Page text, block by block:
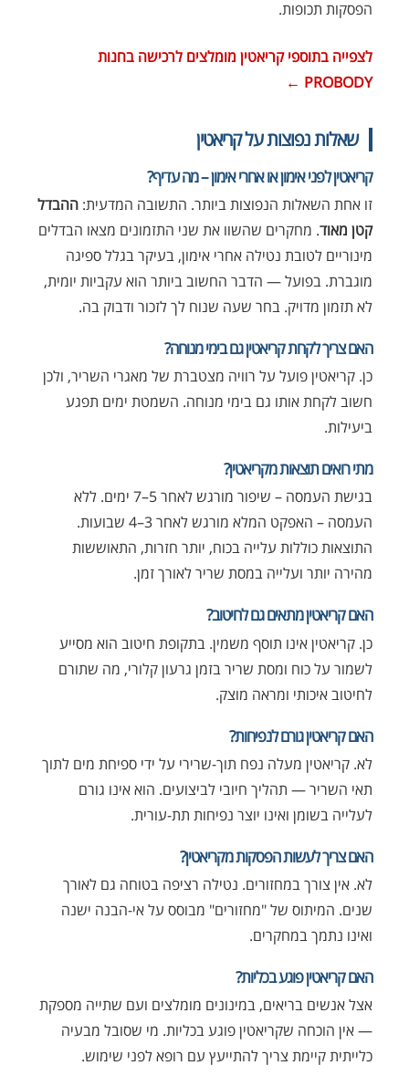
הפסקות תכופות.
לצפייה בתוספי קריאטין מומלצים לרכישה בחנות
PROBODY ←
שאלות נפוצות על קריאטין
קריאטין לפני אימון או אחרי אימון – מה עדיף?
זו אחת השאלות הנפוצות ביותר. התשובה המדעית: ההבדל
קטן מאוד. מחקרים שהשוו את שני התזמונים מצאו הבדלים
מינוריים לטובת נטילה אחרי אימון, בעיקר בגלל ספיגה
מוגברת. בפועל — הדבר החשוב ביותר הוא עקביות יומית,
לא תזמון מדויק. בחר שעה שנוח לך לזכור ודבוק בה.
האם צריך לקחת קריאטין גם בימי מנוחה?
כן. קריאטין פועל על רוויה מצטברת של מאגרי השריר, ולכן
חשוב לקחת אותו גם בימי מנוחה. השמטת ימים תפגע
ביעילות.
מתי רואים תוצאות מקריאטין?
בגישת העמסה – שיפור מורגש לאחר 5–7 ימים. ללא
העמסה – האפקט המלא מורגש לאחר 3–4 שבועות.
התוצאות כוללות עלייה בכוח, יותר חזרות, התאוששות
מהירה יותר ועלייה במסת שריר לאורך זמן.
האם קריאטין מתאים גם לחיטוב?
כן. קריאטין אינו תוסף משמין. בתקופת חיטוב הוא מסייע
לשמור על כוח ומסת שריר בזמן גרעון קלורי, מה שתורם
לחיטוב איכותי ומראה מוצק.
האם קריאטין גורם לנפיחות?
לא. קריאטין מעלה נפח תוך-שרירי על ידי ספיחת מים לתוך
תאי השריר — תהליך חיובי לביצועים. הוא אינו גורם
לעלייה בשומן ואינו יוצר נפיחות תת-עורית.
האם צריך לעשות הפסקות מקריאטין?
לא. אין צורך במחזורים. נטילה רציפה בטוחה גם לאורך
שנים. המיתוס של "מחזורים" מבוסס על אי-הבנה ישנה
ואינו נתמך במחקרים.
האם קריאטין פוגע בכליות?
אצל אנשים בריאים, במינונים מומלצים ועם שתייה מספקת
— אין הוכחה שקריאטין פוגע בכליות. מי שסובל מבעיה
כלייתית קיימת צריך להתייעץ עם רופא לפני שימוש.